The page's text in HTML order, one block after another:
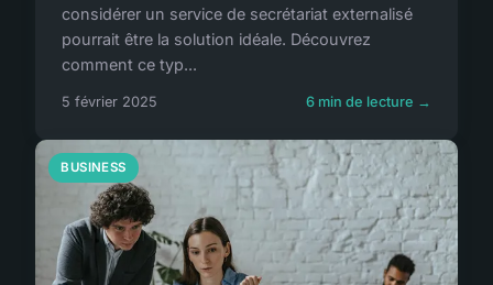
considérer un service de secrétariat externalisé
pourrait être la solution idéale. Découvrez
comment ce typ...
5 février 2025 6 min de lecture →
BUSINESS